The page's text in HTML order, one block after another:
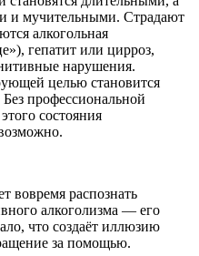
и мучительными. Страдают
алкогольная
гепатит или цирроз,
нарушения.
целью становится
профессиональной
состояния
вовремя распознать
алкоголизма — его
что создаёт иллюзию
за помощью.